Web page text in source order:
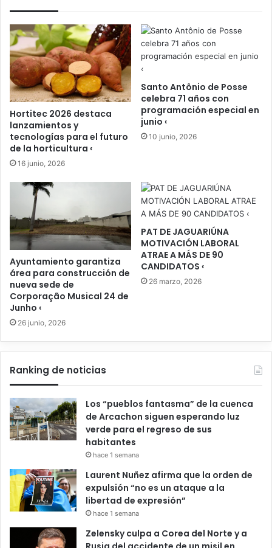
Hortitec 2026 destaca
lanzamientos y
tecnologías para el futuro
de la horticultura ‹
16 junio, 2026
Santo Antônio de Posse
celebra 71 años con
programación especial en
junio ‹
10 junio, 2026
Ayuntamiento garantiza
área para construcción de
nueva sede de
Corporação Musical 24 de
Junho ‹
26 junio, 2026
PAT DE JAGUARIÚNA
MOTIVACIÓN LABORAL
ATRAE A MÁS DE 90
CANDIDATOS ‹
26 marzo, 2026
Ranking de noticias
Los “pueblos fantasma” de la cuenca
de Arcachon siguen esperando luz
verde para el regreso de sus
habitantes
hace 1 semana
Laurent Nuñez afirma que la orden de
expulsión “no es un ataque a la
libertad de expresión”
hace 1 semana
Zelensky culpa a Corea del Norte y a